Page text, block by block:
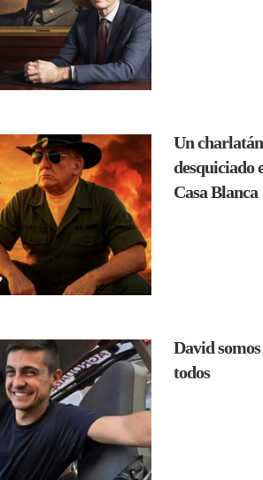
Un charlatán
desquiciado
Casa Blanca
David somos
todos